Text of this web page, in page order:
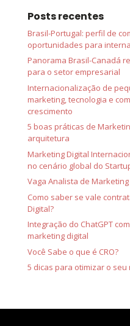
Posts recentes
Brasil-Portugal: perfil de
oportunidades para
Panorama Brasil-Canadá
para o setor empresarial
Internacionalização de
marketing, tecnologia e
crescimento
5 boas práticas de
arquitetura
Marketing Digital
no cenário global do
Vaga Analista de Marketing
Como saber se vale
Digital?
Integração do ChatGPT
marketing digital
Você Sabe o que é CRO?
5 dicas para otimizar o